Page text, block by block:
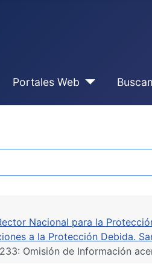
Portales Web
Nacional para la
a la Protección Debida.
Omisión de Información